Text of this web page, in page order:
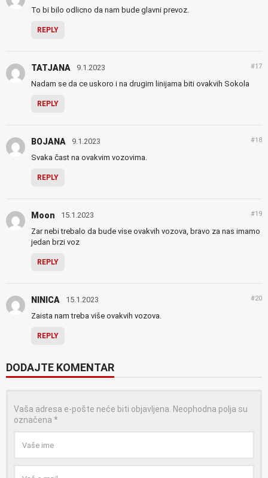
To bi bilo odlicno da nam bude glavni prevoz.
REPLY
TATJANA 9.1.2023 #17
Nadam se da ce uskoro i na drugim linijama biti ovakvih Sokola
REPLY
BOJANA 9.1.2023 #18
Svaka čast na ovakvim vozovima.
REPLY
Moon 15.1.2023 #19
Zar nebi trebalo da bude vise ovakvih vozova, bravo za nas imamo
jedan brzi voz
REPLY
NINICA 15.1.2023 #20
Zaista nam treba više ovakvih vozova.
REPLY
DODAJTE KOMENTAR
Vaša adresa e-pošte neće biti objavljena. Neophodna polja su
označena *